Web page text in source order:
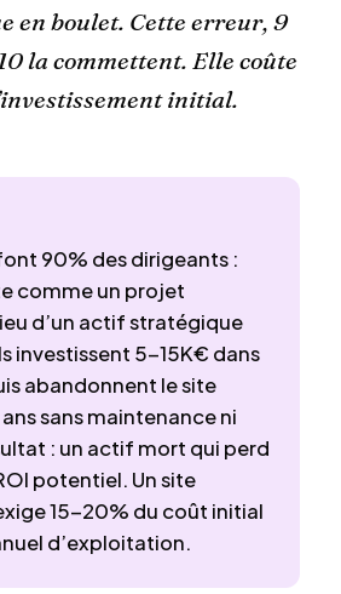
en boulet. Cette erreur, 9
la commettent. Elle coûte
initial.
90% des dirigeants :
comme un projet
d’un actif stratégique
investissent 5-15K€ dans
abandonnent le site
sans maintenance ni
: un actif mort qui perd
potentiel. Un site
15-20% du coût initial
d’exploitation.